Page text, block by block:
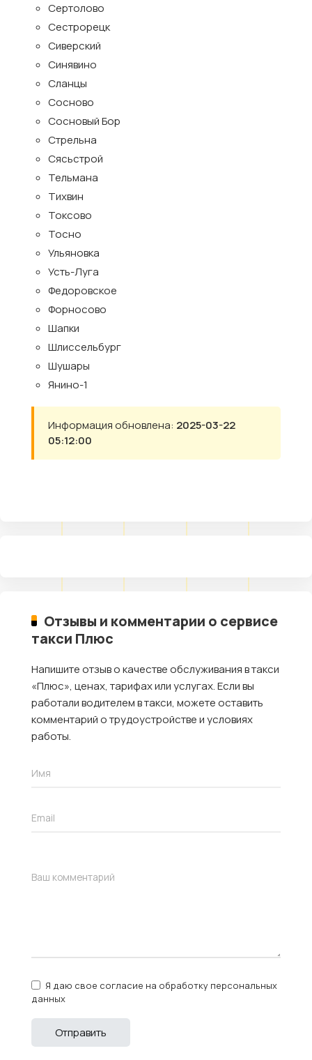
Сертолово
Сестрорецк
Сиверский
Синявино
Сланцы
Сосново
Сосновый Бор
Стрельна
Сясьстрой
Тельмана
Тихвин
Токсово
Тосно
Ульяновка
Усть-Луга
Федоровское
Форносово
Шапки
Шлиссельбург
Шушары
Янино-1
Информация обновлена: 2025-03-22
05:12:00
Отзывы и комментарии о сервисе
такси Плюс
Напишите отзыв о качестве обслуживания в такси
«Плюс», ценах, тарифах или услугах. Если вы
работали водителем в такси, можете оставить
комментарий о трудоустройстве и условиях
работы.
Я даю свое согласие на обработку персональных
данных